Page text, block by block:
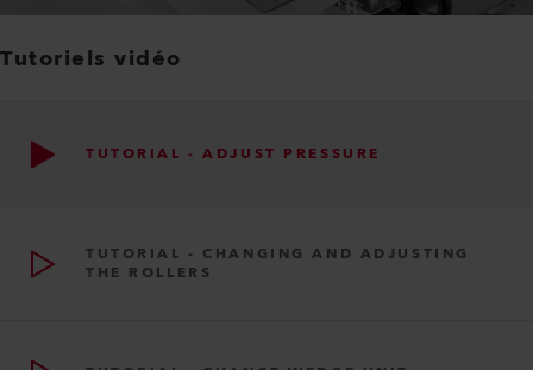
Tutoriels vidéo
TUTORIAL - ADJUST PRESSURE
TUTORIAL - CHANGING AND ADJUSTING
THE ROLLERS